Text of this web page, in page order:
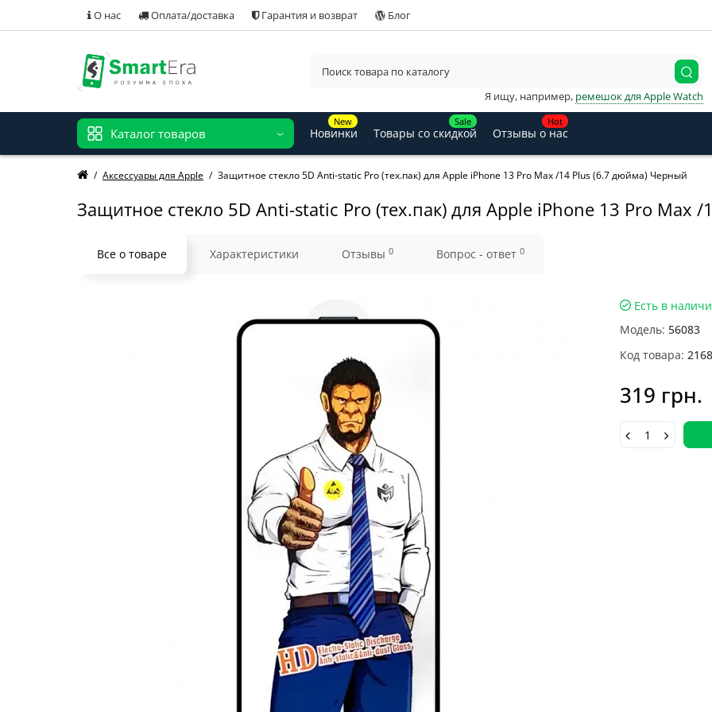
О нас Оплата/доставка Гарантия и возврат Блог
Я ищу, например, ремешок для Apple Watch
Каталог товаров
New
Новинки
Sale
Товары со скидкой
Hot
Отзывы о нас
Аксессуары для Apple Защитное стекло 5D Anti-static Pro (тех.пак) для Apple iPhone 13 Pro Max /14 Plus (6.7 дюйма) Черный
Защитное стекло 5D Anti-static Pro (тех.пак) для Apple iPhone 13 Pro Max
Все о товаре Характеристики Отзывы 0 Вопрос - ответ 0
Есть в
Модель: 56083
Код товара:
319 грн.